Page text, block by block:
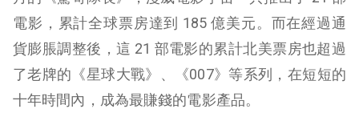
電影，累計全球票房達到 185 億美元。而在經過通
貨膨脹調整後，這 21 部電影的累計北美票房也超過
了老牌的《星球大戰》、《007》等系列，在短短的
十年時間內，成為最賺錢的電影產品。